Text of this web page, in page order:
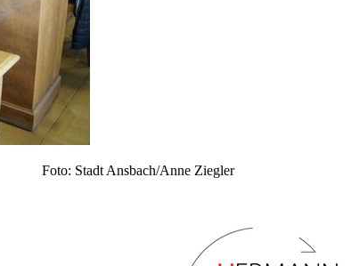
Foto: Stadt Ansbach/Anne Ziegler